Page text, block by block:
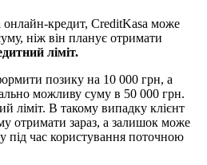
онлайн-кредит, CreditKasa може
ніж він планує отримати
ліміт.
позику на 10 000 грн, а
можливу суму в 50 000 грн.
ліміт. В такому випадку клієнт
отримати зараз, а залишок може
під час користування поточною